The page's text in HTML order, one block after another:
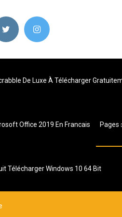
De Luxe À Télécharger
Office 2019 En Francais Pages
Télécharger Windows 10 64 Bit